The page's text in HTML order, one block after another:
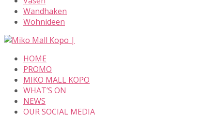
Wandhaken
Wohnideen
Skip
contentHOME
PROMO
MIKO MALL KOPO
WHAT’S ON
NEWS
OUR SOCIAL MEDIA